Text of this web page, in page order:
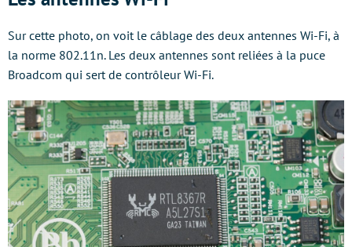
Sur cette photo, on voit le câblage des deux antennes Wi-Fi, à
la norme 802.11n. Les deux antennes sont reliées à la puce
Broadcom qui sert de contrôleur Wi-Fi.